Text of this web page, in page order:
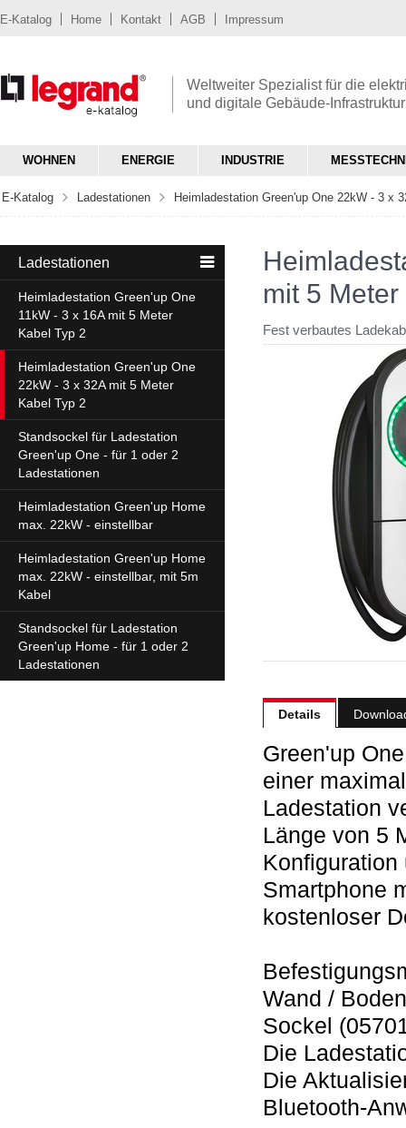
E-Katalog Home Kontakt AGB Impressum
Weltweiter Spezialist für die
und digitale Gebäude-Infrastruktur
WOHNEN ENERGIE INDUSTRIE
E-Katalog Ladestationen Heimladestation Green'up One 22kW - 3 x
Ladestationen
Heimladestation Green'up One
11kW - 3 x 16A mit 5 Meter
Kabel Typ 2
Heimladestation Green'up One
22kW - 3 x 32A mit 5 Meter
Kabel Typ 2
Standsockel für Ladestation
Green'up One - für 1 oder 2
Ladestationen
Heimladestation Green'up Home
max. 22kW - einstellbar
Heimladestation Green'up Home
max. 22kW - einstellbar, mit 5m
Kabel
Standsockel für Ladestation
Green'up Home - für 1 oder 2
Ladestationen
mit 5
Fest verbautes
Details
Green'up
einer
Ladestation
Länge von 5
Smartphone
kostenloser
Wand /
Sockel
Die
Die
Bluetooth-